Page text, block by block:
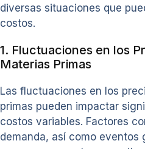
diversas situaciones que
costos.
1. Fluctuaciones en los
Materias Primas
Las fluctuaciones en los
primas pueden impactar
costos variables. Factores
demanda, así como eventos